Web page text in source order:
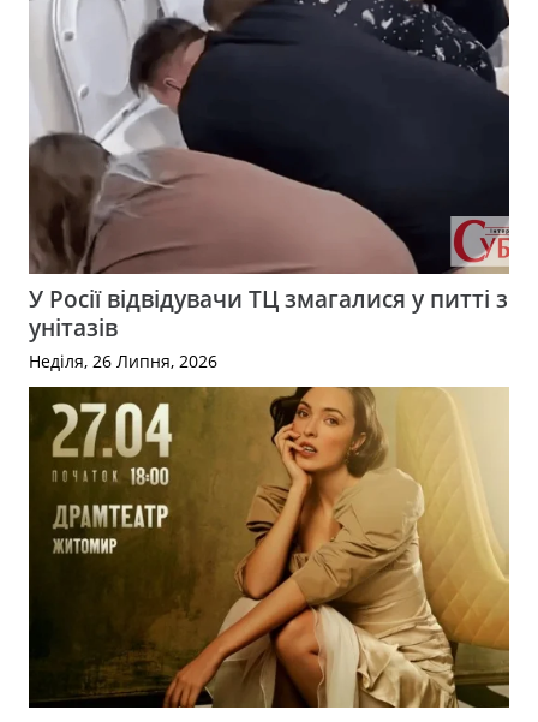
У Росії відвідувачи ТЦ змагалися у питті з
унітазів
Неділя, 26 Липня, 2026